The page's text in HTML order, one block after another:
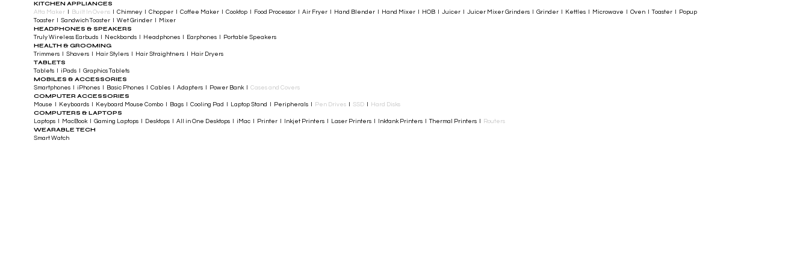
KITCHEN APPLIANCES
Atta Maker Built In Ovens I Chimney I Chopper I Coffee Maker I Cooktop I Food Processor I Air Fryer I Hand Blender I Hand Mixer I HOB I Juicer I Juicer Mixer Grinders I Grinder I Kettles I Microwave I Oven I Toaster I Popup
Toaster I Sandwich Toaster I Wet Grinder I Mixer
HEADPHONES & SPEAKERS
Truly Wireless Earbuds I Neckbands I Headphones I Earphones I Portable Speakers
HEALTH & GROOMING
Trimmers I Shavers I Hair Stylers I Hair Straightners I Hair Dryers
TABLETS
Tablets I iPads I Graphics Tablets
MOBILES & ACCESSORIES
Smartphones I iPhones I Basic Phones I Cables I Adapters I Power Bank I Cases and Covers
COMPUTER ACCESSORIES
Mouse I Keyboards I Keyboard Mouse Combo I Bags I Cooling Pad I Laptop Stand I Peripherals I Pen Drives SSD Hard Disks
COMPUTERS & LAPTOPS
Laptops I MacBook I Gaming Laptops I Desktops I All in One Desktops I iMac I Printer I Inkjet Printers I Laser Printers I Inktank Printers I Thermal Printers I Routers
WEARABLE TECH
Smart Watch